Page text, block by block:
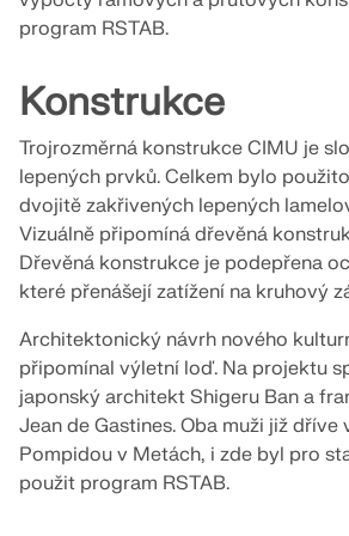
CFD software pro digitální větrné
Více informací
Dlubal API
Vaše brána do parametrického
automatizace
ZÍSKEJTE PODPORU
ZÍSKAT BEZPLATNOU LICENCI
novou úroveň.
PROHLÉDNĚTE SI AKTUÁLNÍ
program RSTAB.
Konstrukce
Trojrozměrná konstrukce CIMU je
lepených prvků. Celkem bylo
dvojitě zakřivených lepených
Vizuálně připomíná dřevěná
Dřevěná konstrukce je podepřena
které přenášejí zatížení na kruhový
Architektonický návrh nového
připomínal výletní loď. Na projektu
japonský architekt Shigeru Ban a
Jean de Gastines. Oba muži již
Pompidou v Metách, i zde byl pro
použit program RSTAB.